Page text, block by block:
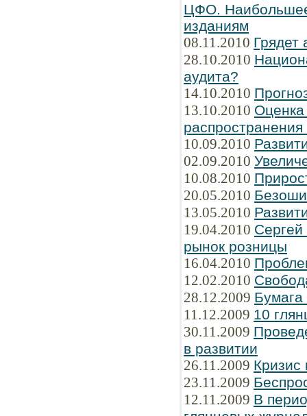
ЦФО.
изданиям
08.11.2010 Грядет
28.10.2010
аудита?
14.10.2010
13.10.2010
10.09.2010
02.09.2010
10.08.2010
20.05.2010
13.05.2010
19.04.2010 Сергей
рынок розницы
16.04.2010
12.02.2010
28.12.2009
11.12.2009 10
30.11.2009
в развитии
26.11.2009
23.11.2009
12.11.2009 В